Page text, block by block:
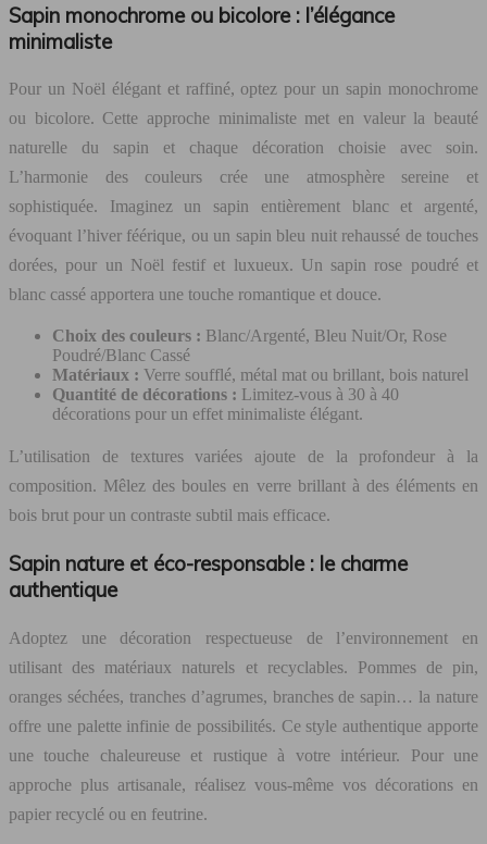
Sapin monochrome ou bicolore : l’élégance
minimaliste
Pour un Noël élégant et raffiné, optez pour un sapin monochrome
ou bicolore. Cette approche minimaliste met en valeur la beauté
naturelle du sapin et chaque décoration choisie avec soin.
L’harmonie des couleurs crée une atmosphère sereine et
sophistiquée. Imaginez un sapin entièrement blanc et argenté,
évoquant l’hiver féérique, ou un sapin bleu nuit rehaussé de touches
dorées, pour un Noël festif et luxueux. Un sapin rose poudré et
blanc cassé apportera une touche romantique et douce.
Choix des couleurs : Blanc/Argenté, Bleu Nuit/Or, Rose
Poudré/Blanc Cassé
Matériaux : Verre soufflé, métal mat ou brillant, bois naturel
Quantité de décorations : Limitez-vous à 30 à 40
décorations pour un effet minimaliste élégant.
L’utilisation de textures variées ajoute de la profondeur à la
composition. Mêlez des boules en verre brillant à des éléments en
bois brut pour un contraste subtil mais efficace.
Sapin nature et éco-responsable : le charme
authentique
Adoptez une décoration respectueuse de l’environnement en
utilisant des matériaux naturels et recyclables. Pommes de pin,
oranges séchées, tranches d’agrumes, branches de sapin… la nature
offre une palette infinie de possibilités. Ce style authentique apporte
une touche chaleureuse et rustique à votre intérieur. Pour une
approche plus artisanale, réalisez vous-même vos décorations en
papier recyclé ou en feutrine.